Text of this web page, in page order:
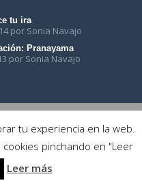
tu ira
por Sonia Navajo
Pranayama
por Sonia Navajo
Psicología, Coaching y
Rozas - Madrid
tu experiencia en la web.
pinchando en "Leer
Leer más